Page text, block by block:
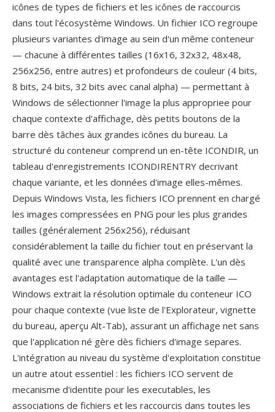
icônes de types de fichiers et les icônes de raccourcis
dans tout l'écosystème Windows. Un fichier ICO regroupe
plusieurs variantes d'image au sein d'un même conteneur
— chacune à différentes tailles (16x16, 32x32, 48x48,
256x256, entre autres) et profondeurs de couleur (4 bits,
8 bits, 24 bits, 32 bits avec canal alpha) — permettant à
Windows de sélectionner l'image la plus appropriee pour
chaque contexte d'affichage, dès petits boutons de la
barre dès tâches àux grandes icônes du bureau. La
structuré du conteneur comprend un en-tête ICONDIR, un
tableau d'enregistrements ICONDIRENTRY decrivant
chaque variante, et les données d'image elles-mêmes.
Depuis Windows Vista, les fichiers ICO prennent en chargé
les images compressées en PNG pour les plus grandes
tailles (généralement 256x256), réduisant
considérablement la taille du fichier tout en préservant la
qualité avec une transparence alpha complète. L'un dès
avantages est l'adaptation automatique de la taille —
Windows extrait la résolution optimale du conteneur ICO
pour chaque contexte (vue liste de l'Explorateur, vignette
du bureau, aperçu Alt-Tab), assurant un affichage net sans
que l'application né gère dès fichiers d'image separes.
L'intégration au niveau du système d'exploitation constitue
un autre atout essentiel : les fichiers ICO servent de
mecanisme d'identite pour les executables, les
associations de fichiers et les raccourcis dans toutes les